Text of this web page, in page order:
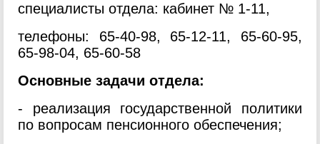
специалисты отдела: кабинет № 1-11,
телефоны: 65-40-98, 65-12-11, 65-60-95,
65-98-04, 65-60-58
Основные задачи отдела:
- реализация государственной политики
по вопросам пенсионного обеспечения;